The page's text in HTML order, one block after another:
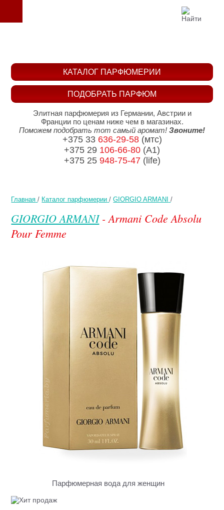
Главная / Каталог парфюмерии /GIORGIO ARMANI /
GIORGIO ARMANI- Armani Code Absolu
Pour Femme
Парфюмерная вода для женщин
ПОДОБРАТЬ ПАРФЮМ
КАТАЛОГ ПАРФЮМЕРИИ
Элитная парфюмерия из Германии, Австрии и
Франции по ценам ниже чем в магазинах.
Поможем подобрать тот самый аромат! Звоните!
+375 33 636-29-58(мтс)
+375 29 106-66-80 (A1)
+375 25 948-75-47(life)